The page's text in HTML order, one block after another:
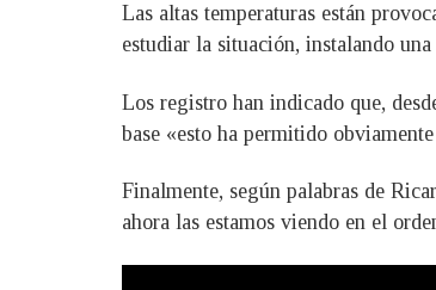
Las altas temperaturas están
estudiar la situación, instalando
Los registro han indicado que,
base «esto ha permitido
Finalmente, según palabras de
ahora las estamos viendo en el